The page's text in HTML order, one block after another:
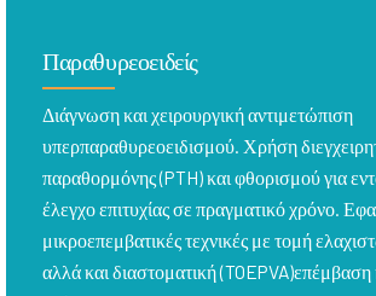
Παραθυρεοειδείς
Διάγνωση και χειρουργική αντιμετώπιση
υπερπαραθυρεοειδισμού. Χρήση
παραθορμόνης (PTH) και φθορισμού για
έλεγχο επιτυχίας σε πραγματικό χρόνο.
μικροεπεμβατικές τεχνικές με τομή
αλλά και διαστοματική